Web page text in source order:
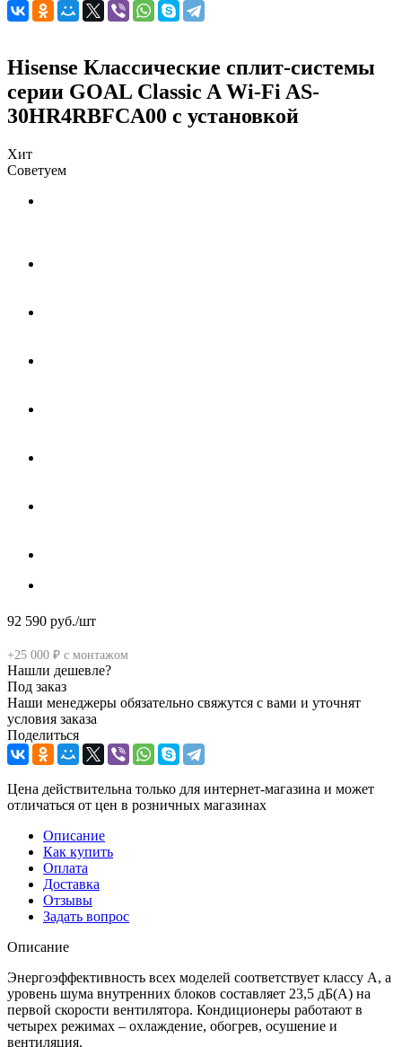
Hisense Классические сплит-системы
серии GOAL Classic A Wi-Fi AS-
30HR4RBFCA00 с установкой
Хит
Советуем
92 590 руб./шт
+25 000 ₽ с монтажом
Нашли дешевле?
Под заказ
Наши менеджеры обязательно свяжутся с вами и уточнят
условия заказа
Поделиться
Цена действительна только для интернет-магазина и может
отличаться от цен в розничных магазинах
Описание
Как купить
Оплата
Доставка
Отзывы
Задать вопрос
Описание
Энергоэффективность всех моделей соответствует классу А, а
уровень шума внутренних блоков составляет 23,5 дБ(А) на
первой скорости вентилятора. Кондиционеры работают в
четырех режимах – охлаждение, обогрев, осушение и
вентиляция.